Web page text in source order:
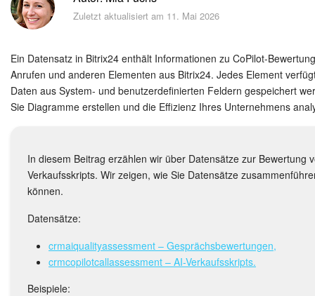
Sicherheit
Feed
Abonnement
Messenger
Collabs
Projektgruppen
Kalender
Zuletzt aktualisiert am 11. Mai 2026
Ein Datensatz in Bitrix24 enthält Informationen zu CoPilot-
Anrufen und anderen Elementen aus Bitrix24. Jedes Element
Daten aus System- und benutzerdefinierten Feldern gespeichert
Sie Diagramme erstellen und die Effizienz Ihres Unternehmens
In diesem Beitrag erzählen wir über Datensätze zur Bewertung
Verkaufsskripts. Wir zeigen, wie Sie Datensätze
können.
Datensätze:
crmaiqualityassessment – Gesprächsbewertungen,
crmcopilotcallassessment – AI-Verkaufsskripts.
Beispiele: